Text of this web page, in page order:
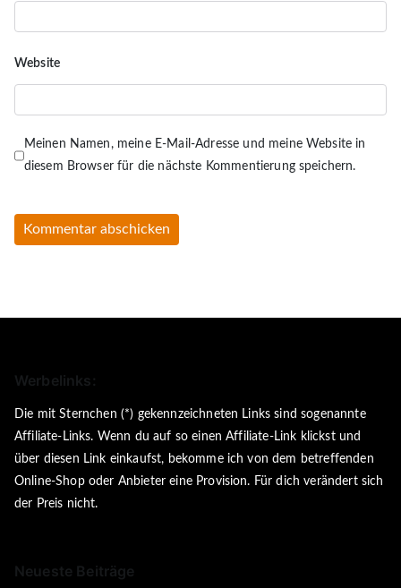
Website
Meinen Namen, meine E-Mail-Adresse und meine Website in
diesem Browser für die nächste Kommentierung speichern.
Werbelinks:
Die mit Sternchen (*) gekennzeichneten Links sind sogenannte
Affiliate-Links. Wenn du auf so einen Affiliate-Link klickst und
über diesen Link einkaufst, bekomme ich von dem betreffenden
Online-Shop oder Anbieter eine Provision. Für dich verändert sich
der Preis nicht.
Neueste Beiträge